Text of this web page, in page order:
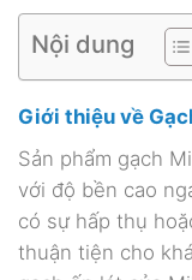
Nội dung
Giới thiệu về
Sản phẩm gạch
với độ bền cao
có sự hấp thụ
thuận tiện cho